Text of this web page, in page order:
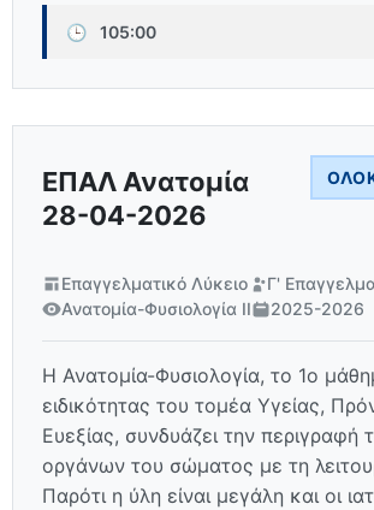
🕒 105:00
ΕΠΑΛ Ανατομία
28-04-2026
Επαγγελματικό Λύκειο
Γ'
Ανατομία-Φυσιολογία ΙΙ
2025-2026
Η Ανατομία-Φυσιολογία, το 1ο
ειδικότητας του τομέα Υγείας,
Ευεξίας, συνδυάζει την περιγραφή
οργάνων του σώματος με τη
Παρότι η ύλη είναι μεγάλη και οι